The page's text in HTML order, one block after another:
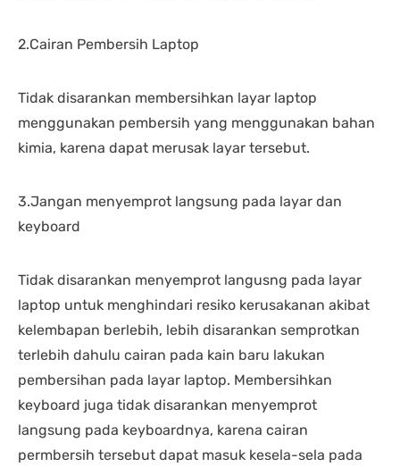
2.Cairan Pembersih Laptop
Tidak disarankan membersihkan layar laptop
menggunakan pembersih yang menggunakan bahan
kimia, karena dapat merusak layar tersebut.
3.Jangan menyemprot langsung pada layar dan
keyboard
Tidak disarankan menyemprot langusng pada layar
laptop untuk menghindari resiko kerusakanan akibat
kelembapan berlebih, lebih disarankan semprotkan
terlebih dahulu cairan pada kain baru lakukan
pembersihan pada layar laptop. Membersihkan
keyboard juga tidak disarankan menyemprot
langsung pada keyboardnya, karena cairan
permbersih tersebut dapat masuk kesela-sela pada